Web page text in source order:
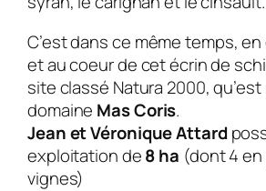
C’est dans ce même temps,
et au coeur de cet écrin de
site classé Natura 2000,
domaine Mas Coris.
Jean et Véronique Attard
exploitation de8 ha (dont 4
vignes)